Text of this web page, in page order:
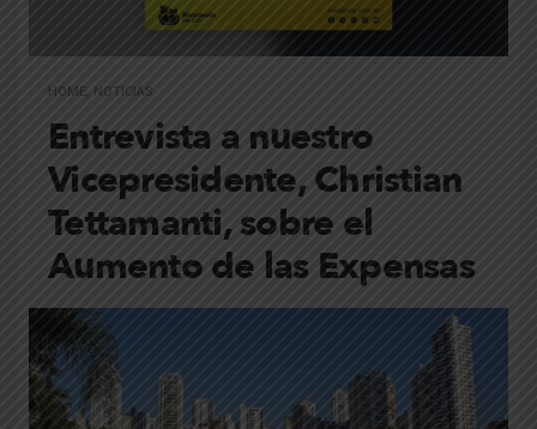
HOME, NOTICIAS
Entrevista a nuestro
Vicepresidente, Christian
Tettamanti, sobre el
Aumento de las Expensas